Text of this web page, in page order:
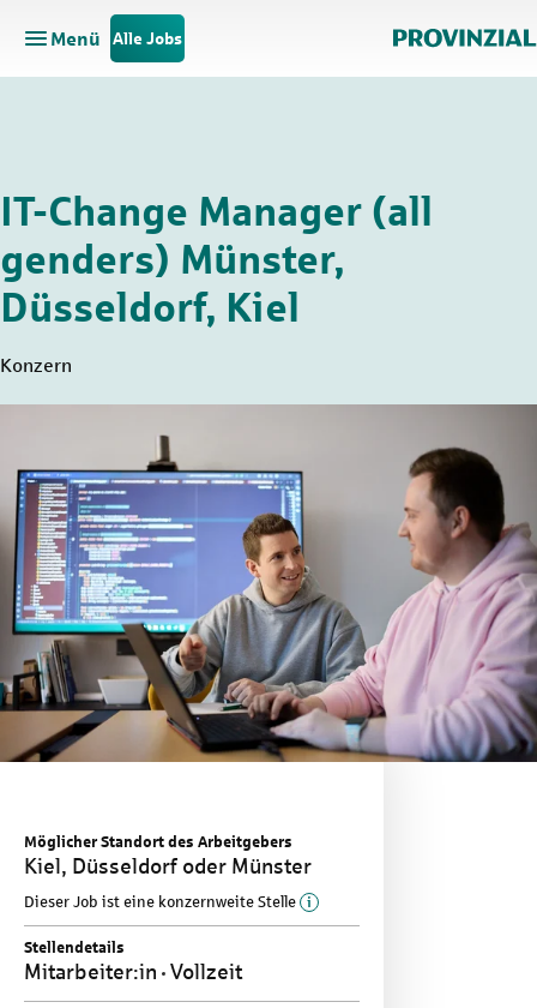
Zum Hauptinhalt springen
Zur Navigation springen
Menü
Hauptnavigation öffnen
Alle Jobs
IT-Change Manager (all
genders) Münster,
Düsseldorf, Kiel
Konzern
Möglicher Standort des Arbeitgebers
Kiel, Düsseldorf oder Münster
Dieser Job ist eine konzernweite Stelle Mehr Informationen zu
Stellendetails
Mitarbeiter:in Vollzeit